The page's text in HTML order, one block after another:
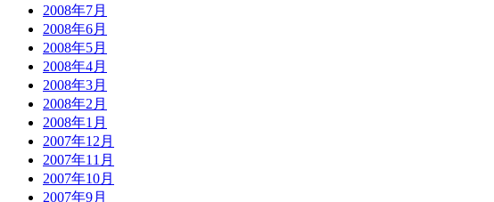
2008年7月
2008年6月
2008年5月
2008年4月
2008年3月
2008年2月
2008年1月
2007年12月
2007年11月
2007年10月
2007年9月